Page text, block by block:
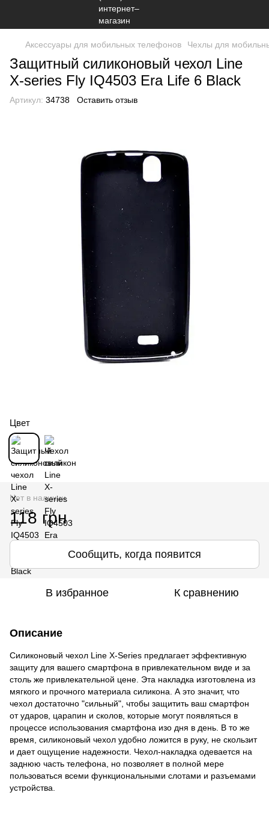
Аксессуары для мобильных телефонов Чехлы для
Защитный силиконовый чехол Line
X-series Fly IQ4503 Era Life 6 Black
Артикул: 34738 Оставить отзыв
Цвет
Нет в наличии
118 грн
Сообщить, когда появится
В избранное К сравнению
Описание
Силиконовый чехол Line X-Series предлагает эффективную
защиту для вашего смартфона в привлекательном виде и за
столь же привлекательной цене. Эта накладка изготовлена из
мягкого и прочного материала силикона. А это значит, что
чехол достаточно "сильный", чтобы защитить ваш смартфон
от ударов, царапин и сколов, которые могут появляться в
процессе использования смартфона изо дня в день. В то же
время, силиконовый чехол удобно ложится в руку, не скользит
и дает ощущение надежности. Чехол-накладка одевается на
заднюю часть телефона, но позволяет в полной мере
пользоваться всеми функциональными слотами и разъемами
устройства.